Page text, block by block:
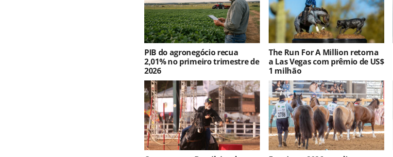
PIB do agronegócio recua
2,01% no primeiro trimestre de
2026
The Run For A Million retorna
a Las Vegas com prêmio de US$
1 milhão